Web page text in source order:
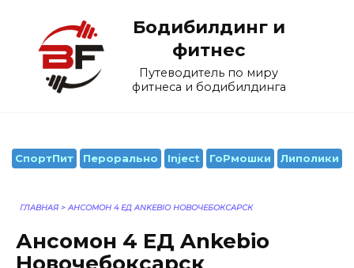
содержанию
Бодибилдинг и
фитнес
Путеводитель по миру
фитнеса и бодибилдинга
СпортПит Перорально Inject ГоРмошки Липолики
ГЛАВНАЯ > АНСОМОН 4 ЕД ANKEBIO НОВОЧЕБОКСАРСК
Ансомон 4 ЕД Ankebio